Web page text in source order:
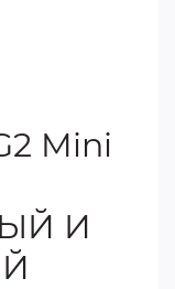
Mini
И